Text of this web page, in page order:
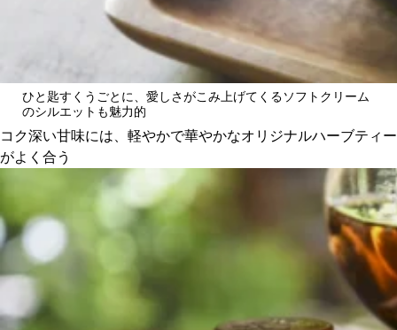
ひと匙すくうごとに、愛しさがこみ上げてくるソフトクリーム
のシルエットも魅力的
コク深い甘味には、軽やかで華やかなオリジナルハーブティー
がよく合う